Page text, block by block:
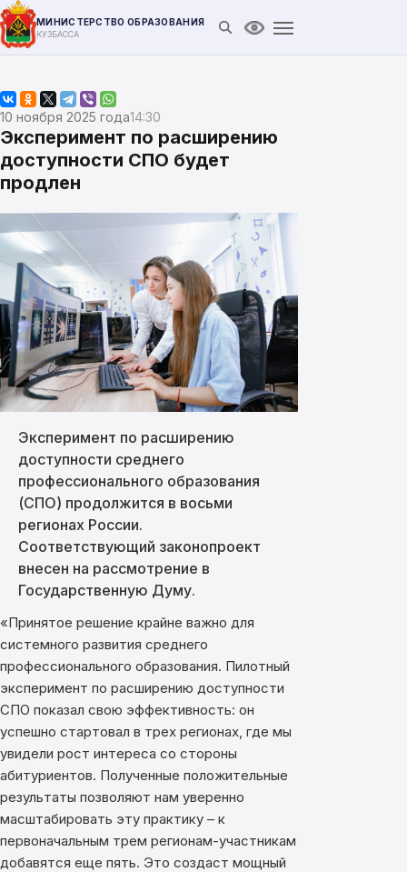
МИНИСТЕРСТВО ОБРАЗОВАНИЯ
КУЗБАССА Открыть поиск
Версия для
10 ноября 2025 года14:30
Эксперимент по расширению
доступности СПО будет
продлен
Эксперимент по расширению
доступности среднего
профессионального образования
(СПО) продолжится в восьми
регионах России.
Соответствующий законопроект
внесен на рассмотрение в
Государственную Думу.
«Принятое решение крайне важно для
системного развития среднего
профессионального образования. Пилотный
эксперимент по расширению доступности
СПО показал свою эффективность: он
успешно стартовал в трех регионах, где мы
увидели рост интереса со стороны
абитуриентов. Полученные положительные
результаты позволяют нам уверенно
масштабировать эту практику – к
первоначальным трем регионам-участникам
добавятся еще пять. Это создаст мощный